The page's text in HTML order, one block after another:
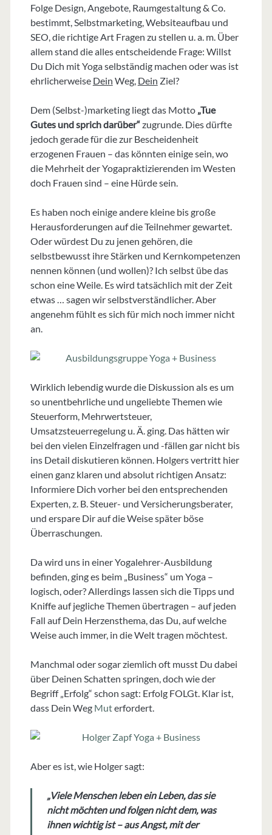
Folge Design, Angebote, Raumgestaltung & Co.
bestimmt, Selbstmarketing, Websiteaufbau und
SEO, die richtige Art Fragen zu stellen u. a. m. Über
allem stand die alles entscheidende Frage: Willst
Du Dich mit Yoga selbständig machen oder was ist
ehrlicherweise Dein Weg, Dein Ziel?
Dem (Selbst-)marketing liegt das Motto „Tue
Gutes und sprich darüber“zugrunde. Dies dürfte
jedoch gerade für die zur Bescheidenheit
erzogenen Frauen – das könnten einige sein, wo
die Mehrheit der Yogapraktizierenden im Westen
doch Frauen sind – eine Hürde sein.
Es haben noch einige andere kleine bis große
Herausforderungen auf die Teilnehmer gewartet.
Oder würdest Du zu jenen gehören, die
selbstbewusst ihre Stärken und Kernkompetenzen
nennen können (und wollen)? Ich selbst übe das
schon eine Weile. Es wird tatsächlich mit der Zeit
etwas … sagen wir selbstverständlicher. Aber
angenehm fühlt es sich für mich noch immer nicht
an.
Wirklich lebendig wurde die Diskussion als es um
so unentbehrliche und ungeliebte Themen wie
Steuerform, Mehrwertsteuer,
Umsatzsteuerregelung u. Ä. ging. Das hätten wir
bei den vielen Einzelfragen und -fällen gar nicht bis
ins Detail diskutieren können. Holgers vertritt hier
einen ganz klaren und absolut richtigen Ansatz:
Informiere Dich vorher bei den entsprechenden
Experten, z. B. Steuer- und Versicherungsberater,
und erspare Dir auf die Weise später böse
Überraschungen.
Da wird uns in einer Yogalehrer-Ausbildung
befinden, ging es beim „Business“ um Yoga –
logisch, oder? Allerdings lassen sich die Tipps und
Kniffe auf jegliche Themen übertragen – auf jeden
Fall auf Dein Herzensthema, das Du, auf welche
Weise auch immer, in die Welt tragen möchtest.
Manchmal oder sogar ziemlich oft musst Du dabei
über Deinen Schatten springen, doch wie der
Begriff „Erfolg“ schon sagt: Erfolg FOLGt. Klar ist,
dass Dein Weg Muterfordert.
Aber es ist, wie Holger sagt:
„Viele Menschen leben ein Leben, das sie
nicht möchten und folgen nicht dem, was
ihnen wichtig ist – aus Angst, mit der